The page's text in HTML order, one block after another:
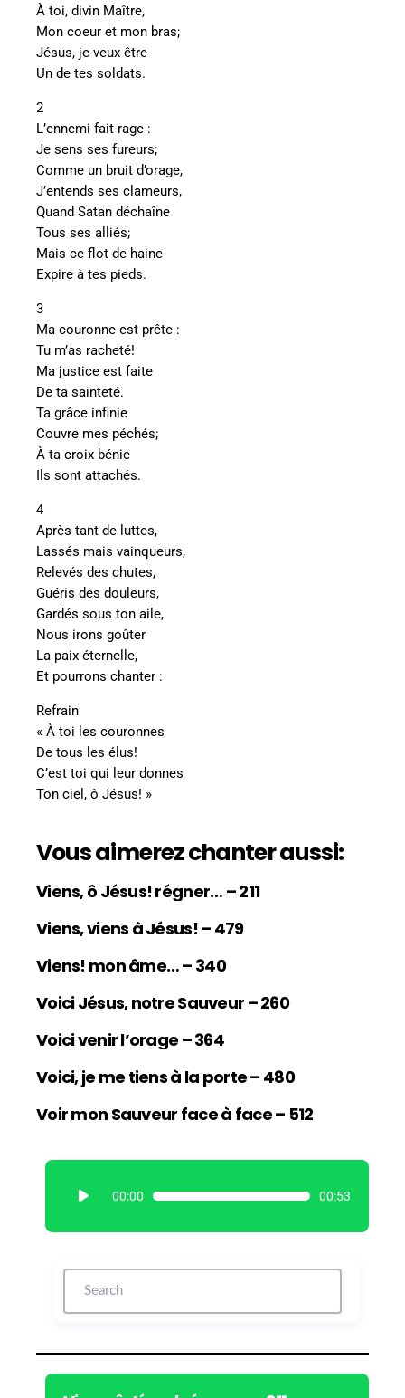
À toi, divin Maître,
Mon coeur et mon bras;
Jésus, je veux être
Un de tes soldats.
2
L’ennemi fait rage :
Je sens ses fureurs;
Comme un bruit d’orage,
J’entends ses clameurs,
Quand Satan déchaîne
Tous ses alliés;
Mais ce flot de haine
Expire à tes pieds.
3
Ma couronne est prête :
Tu m’as racheté!
Ma justice est faite
De ta sainteté.
Ta grâce infinie
Couvre mes péchés;
À ta croix bénie
Ils sont attachés.
4
Après tant de luttes,
Lassés mais vainqueurs,
Relevés des chutes,
Guéris des douleurs,
Gardés sous ton aile,
Nous irons goûter
La paix éternelle,
Et pourrons chanter :
Refrain
« À toi les couronnes
De tous les élus!
C’est toi qui leur donnes
Ton ciel, ô Jésus! »
Vous aimerez chanter aussi:
Viens, ô Jésus! régner… – 211
Viens, viens à Jésus! – 479
Viens! mon âme… – 340
Voici Jésus, notre Sauveur – 260
Voici venir l’orage – 364
Voici, je me tiens à la porte – 480
Voir mon Sauveur face à face – 512
c
e
r
u
d
00:00 00:53